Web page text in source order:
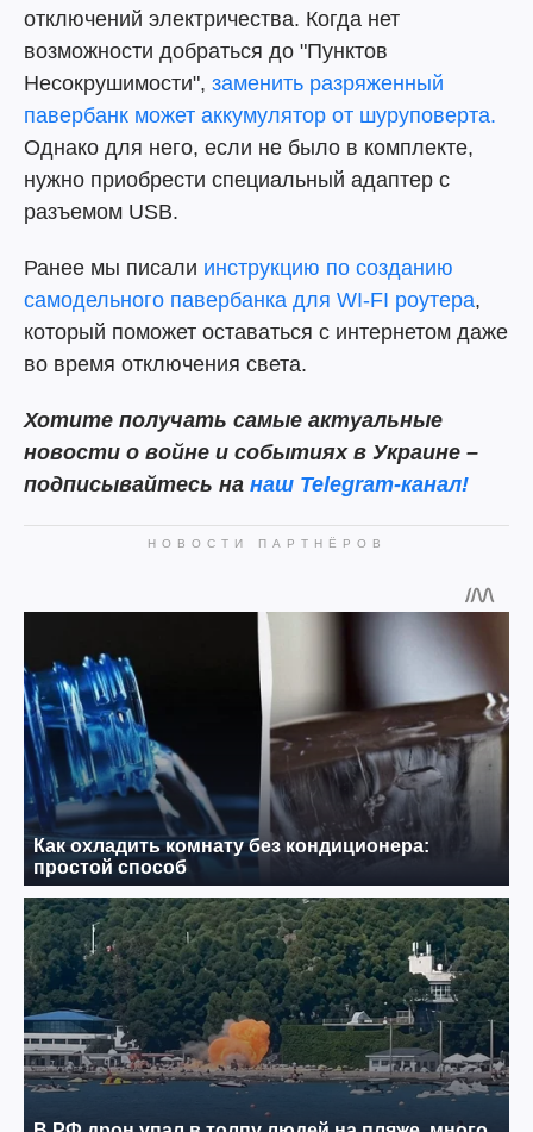
отключений электричества. Когда нет
возможности добраться до "Пунктов
Несокрушимости", заменить разряженный
павербанк может аккумулятор от шуруповерта.
Однако для него, если не было в комплекте,
нужно приобрести специальный адаптер с
разъемом USB.
Ранее мы писали инструкцию по созданию
самодельного павербанка для WI-FI роутера,
который поможет оставаться с интернетом даже
во время отключения света.
Хотите получать самые актуальные
новости о войне и событиях в Украине –
подписывайтесь на наш Telegram-канал!